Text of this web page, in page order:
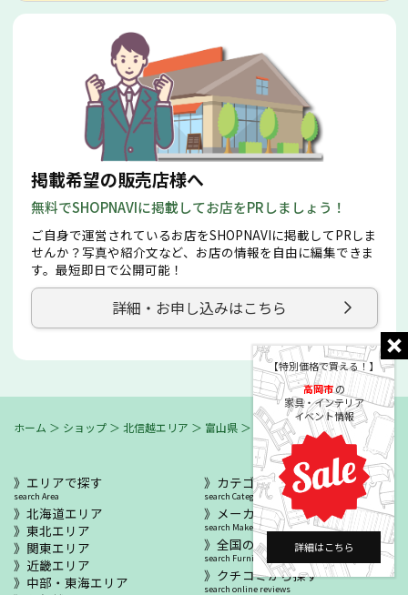
【特別価格で買える！】
高岡市の
家具・インテリア
イベント情報
詳細はこちら
掲載希望の販売店様へ
無料でSHOPNAVIに掲載してお店をPRしましょう！
ご自身で運営されているお店をSHOPNAVIに掲載してPRしま
せんか？写真や紹介文など、お店の情報を自由に編集できま
す。最短即日で公開可能！
詳細・お申し込みはこちら
ホーム ＞ ショップ ＞ 北信越エリア ＞ 富山県 ＞ 高岡・氷見 ＞高岡市
エリアで探す
search Area
北海道エリア
東北エリア
関東エリア
近畿エリア
中部・東海エリア
カテゴリーで探す
search Category
メーカー/ブランドで探す
search Maker / Brand
全国の家具セール
search Furniture SALE
クチコミから探す
search online reviews